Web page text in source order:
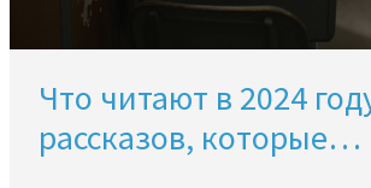
Что читают в 2024
рассказов, которые